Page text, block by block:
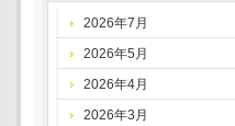
2026年7月
2026年5月
2026年4月
2026年3月